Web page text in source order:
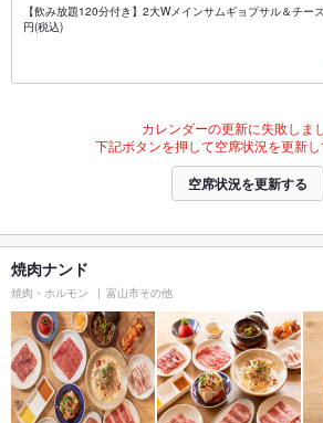
【飲み放題120分付き】2大Wメインサムギョプサル＆チー
円(税込)
カレンダーの更新に失敗しまし
下記ボタンを押して空席状況を更新し
空席状況を更新する
焼肉ナンド
焼肉・ホルモン 富山市その他